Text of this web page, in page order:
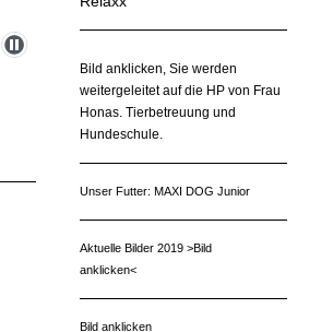
Bild anklicken, Sie werden
weitergeleitet auf die HP von Frau
Honas. Tierbetreuung und
Hundeschule.
Unser Futter: MAXI DOG Junior
Aktuelle Bilder 2019 >Bild
anklicken<
Bild anklicken